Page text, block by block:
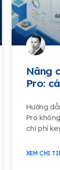
Nâng
Pro:
Hướng
Pro
chi phí
XEM CHI